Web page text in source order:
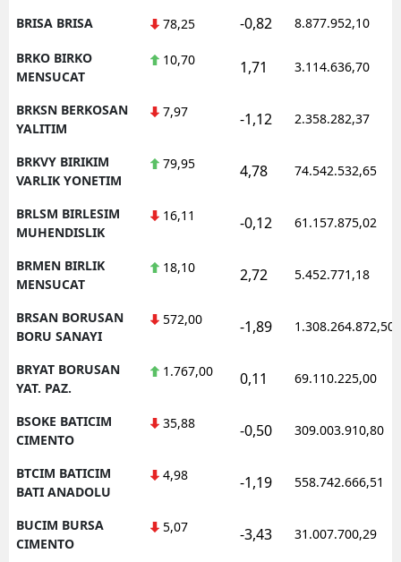
BRISA BRISA 78,25 -0,82 8.877.952,10
BRKO BIRKO
MENSUCAT
10,70 1,71 3.114.636,70
BRKSN BERKOSAN
YALITIM
7,97 -1,12 2.358.282,37
BRKVY BIRIKIM
VARLIK YONETIM
79,95 4,78 74.542.532,65
BRLSM BIRLESIM
MUHENDISLIK
16,11 -0,12 61.157.875,02
BRMEN BIRLIK
MENSUCAT
18,10 2,72 5.452.771,18
BRSAN BORUSAN
BORU SANAYI
572,00 -1,89 1.308.264.872,50
BRYAT BORUSAN
YAT. PAZ.
1.767,00 0,11 69.110.225,00
BSOKE BATICIM
CIMENTO
35,88 -0,50 309.003.910,80
BTCIM BATICIM
BATI ANADOLU
4,98 -1,19 558.742.666,51
BUCIM BURSA
CIMENTO
5,07 -3,43 31.007.700,29